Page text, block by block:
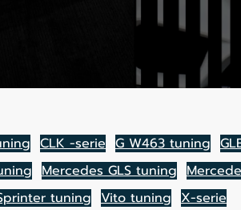
CLK -serie G W463 tuning
Mercedes GLS tuning
tuning Vito tuning X-serie